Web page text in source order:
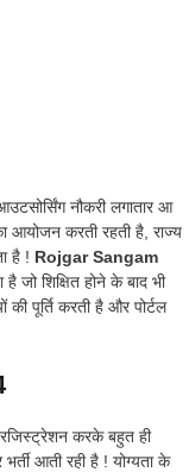
नौकरी लगातार आ
आयोजन करती रहती है, राज्य
है ! Rojgar Sangam
जो शिक्षित होने के बाद भी
की पूर्ति करती है और पोर्टल
करके बहुत ही
आती रही है ! योग्यता के